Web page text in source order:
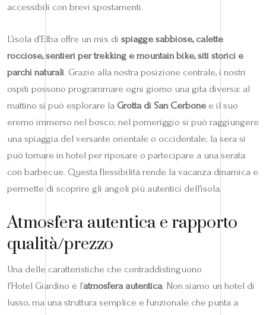
accessibili con brevi spostamenti.
L’isola d’Elba offre un mix di spiagge sabbiose, calette
rocciose, sentieri per trekking e mountain bike, siti storici e
parchi naturali. Grazie alla nostra posizione centrale, i nostri
ospiti possono programmare ogni giorno una gita diversa: al
mattino si può esplorare la Grotta di San Cerbone e il suo
eremo immerso nel bosco; nel pomeriggio si può raggiungere
una spiaggia del versante orientale o occidentale; la sera si
può tornare in hotel per riposare o partecipare a una serata
con barbecue. Questa flessibilità rende la vacanza dinamica e
permette di scoprire gli angoli più autentici dell’isola.
Atmosfera autentica e rapporto
qualità/prezzo
Una delle caratteristiche che contraddistinguono
l’Hotel Giardino è l’atmosfera autentica. Non siamo un hotel di
lusso, ma una struttura semplice e funzionale che punta a